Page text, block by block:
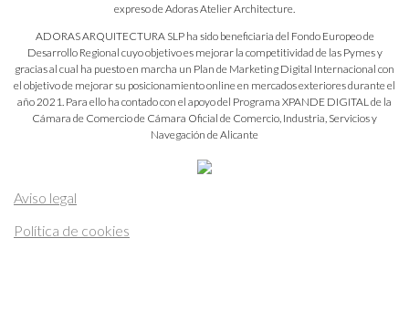
expreso de Adoras Atelier Architecture.
ADORAS ARQUITECTURA SLP ha sido beneficiaria del Fondo Europeo de
Desarrollo Regional cuyo objetivo es mejorar la competitividad de las Pymes y
gracias al cual ha puesto en marcha un Plan de Marketing Digital Internacional con
el objetivo de mejorar su posicionamiento online en mercados exteriores durante el
año 2021. Para ello ha contado con el apoyo del Programa XPANDE DIGITAL de la
Cámara de Comercio de Cámara Oficial de Comercio, Industria, Servicios y
Navegación de Alicante
Aviso legal
Política de cookies